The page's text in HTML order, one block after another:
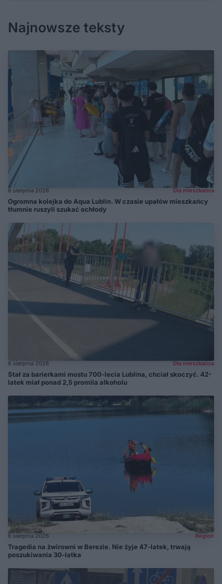
Najnowsze teksty
6 sierpnia 2026 Dla mieszkańca
Ogromna kolejka do Aqua Lublin. W czasie upałów mieszkańcy
tłumnie ruszyli szukać ochłody
6 sierpnia 2026 Dla mieszkańca
Stał za barierkami mostu 700-lecia Lublina, chciał skoczyć. 42-
latek miał ponad 2,5 promila alkoholu
6 sierpnia 2026 Region
Tragedia na żwirowni w Berezie. Nie żyje 47-latek, trwają
poszukiwania 30-latka